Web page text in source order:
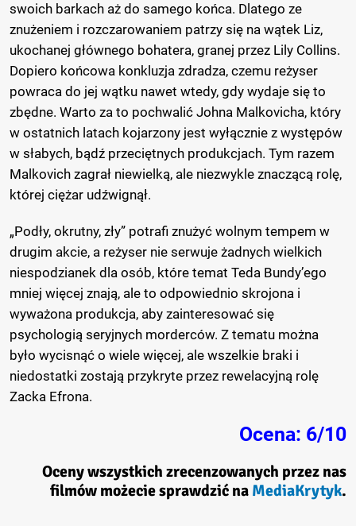
swoich barkach aż do samego końca. Dlatego ze
znużeniem i rozczarowaniem patrzy się na wątek Liz,
ukochanej głównego bohatera, granej przez Lily Collins.
Dopiero końcowa konkluzja zdradza, czemu reżyser
powraca do jej wątku nawet wtedy, gdy wydaje się to
zbędne. Warto za to pochwalić Johna Malkovicha, który
w ostatnich latach kojarzony jest wyłącznie z występów
w słabych, bądź przeciętnych produkcjach. Tym razem
Malkovich zagrał niewielką, ale niezwykle znaczącą rolę,
której ciężar udźwignął.
„Podły, okrutny, zły” potrafi znużyć wolnym tempem w
drugim akcie, a reżyser nie serwuje żadnych wielkich
niespodzianek dla osób, które temat Teda Bundy’ego
mniej więcej znają, ale to odpowiednio skrojona i
wyważona produkcja, aby zainteresować się
psychologią seryjnych morderców. Z tematu można
było wycisnąć o wiele więcej, ale wszelkie braki i
niedostatki zostają przykryte przez rewelacyjną rolę
Zacka Efrona.
Ocena: 6/10
Oceny wszystkich zrecenzowanych przez nas
filmów możecie sprawdzić na MediaKrytyk.